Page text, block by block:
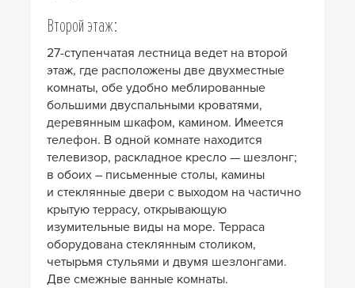
Второй этаж:
27-ступенчатая лестница ведет на второй
этаж, где расположены две двухместные
комнаты, обе удобно меблированные
большими двуспальными кроватями,
деревянным шкафом, камином. Имеется
телефон. В одной комнате находится
телевизор, раскладное кресло — шезлонг;
в обоих – письменные столы, камины
и стеклянные двери с выходом на частично
крытую террасу, открывающую
изумительные виды на море. Терраса
оборудована стеклянным столиком,
четырьмя стульями и двумя шезлонгами.
Две смежные ванные комнаты.